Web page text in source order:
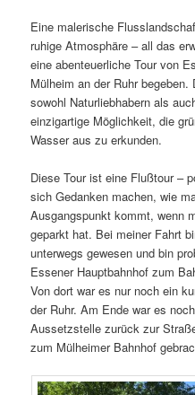
Eine malerische
ruhige Atmosphäre – all das
eine abenteuerliche Tour von
Mülheim an der Ruhr
sowohl Naturliebhabern als
einzigartige Möglichkeit, die
Wasser aus zu erkunden.
Diese Tour ist eine Flußtour –
sich Gedanken machen, wie
Ausgangspunkt kommt, wenn
geparkt hat. Bei meiner Fahrt
unterwegs gewesen und bin
Essener Hauptbahnhof zum
Von dort war es nur noch ein
der Ruhr. Am Ende war es
Aussetzstelle zurück zur
zum Mülheimer Bahnhof